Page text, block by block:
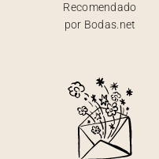
Recomendado
por Bodas.net